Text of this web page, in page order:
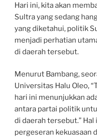
Hari ini, kita akan
Sultra yang sedang
yang diketahui, politik
menjadi perhatian
di daerah tersebut.
Menurut Bambang,
Universitas Halu Oleo,
hari ini menunjukkan
antara partai politik
di daerah tersebut.”
pergeseran kekuasaan